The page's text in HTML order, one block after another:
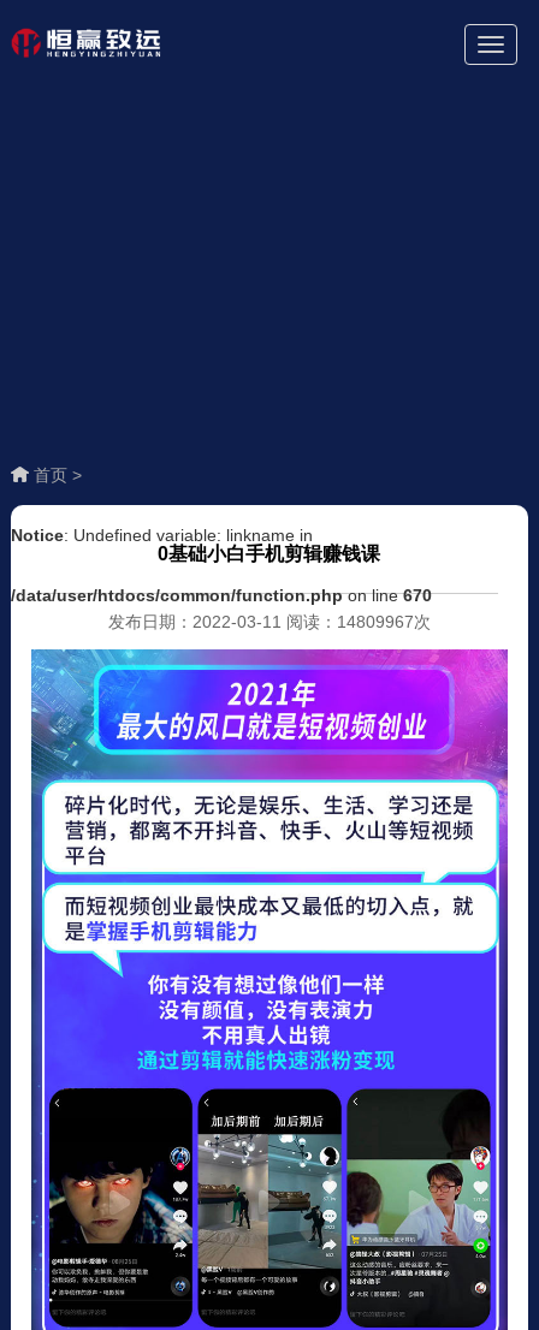
首页 >
Notice: Undefined variable: linkname in
/data/user/htdocs/common/function.phpon line670
0基础小白手机剪辑赚钱课
发布日期：2022-03-11 阅读：14809967次